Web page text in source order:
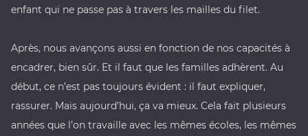
enfant qui ne passe pas à travers les mailles du filet.
Après, nous avançons aussi en fonction de nos capacités à
encadrer, bien sûr. Et il faut que les familles adhèrent. Au
début, ce n’est pas toujours évident : il faut expliquer,
rassurer. Mais aujourd’hui, ça va mieux. Cela fait plusieurs
années que l’on travaille avec les mêmes écoles, les mêmes